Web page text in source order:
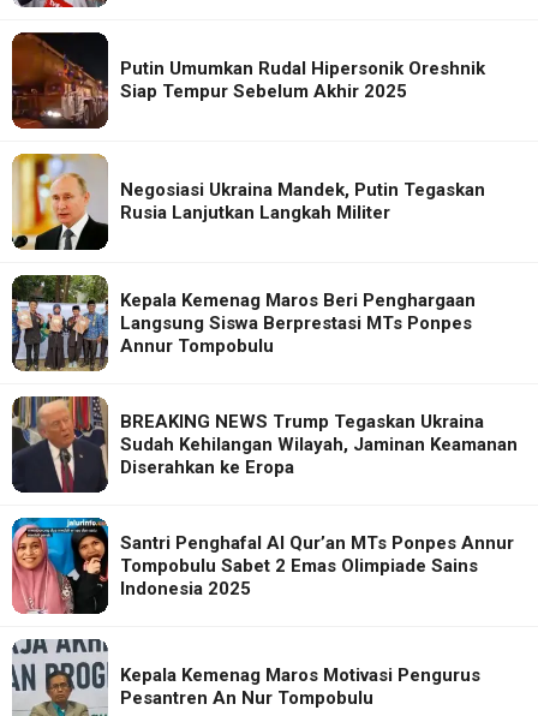
Putin Umumkan Rudal Hipersonik Oreshnik
Siap Tempur Sebelum Akhir 2025
Negosiasi Ukraina Mandek, Putin Tegaskan
Rusia Lanjutkan Langkah Militer
Kepala Kemenag Maros Beri Penghargaan
Langsung Siswa Berprestasi MTs Ponpes
Annur Tompobulu
BREAKING NEWS Trump Tegaskan Ukraina
Sudah Kehilangan Wilayah, Jaminan Keamanan
Diserahkan ke Eropa
Santri Penghafal Al Qur’an MTs Ponpes Annur
Tompobulu Sabet 2 Emas Olimpiade Sains
Indonesia 2025
Kepala Kemenag Maros Motivasi Pengurus
Pesantren An Nur Tompobulu